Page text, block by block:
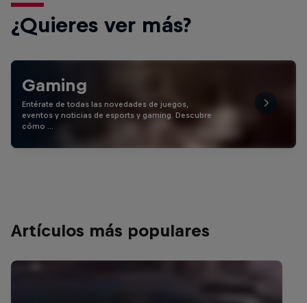
¿Quieres ver más?
Gaming
Entérate de todas las novedades de juegos,
eventos y noticias de esports y gaming. Descubre
cómo …
Artículos más populares